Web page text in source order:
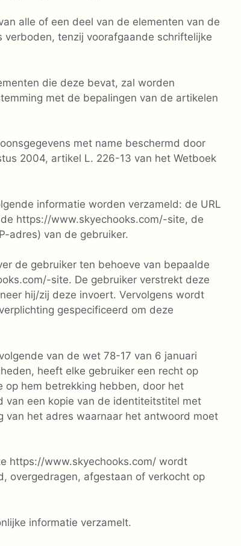
alle of een deel van de elementen van de
tenzij voorafgaande schriftelijke
die deze bevat, zal worden
met de bepalingen van de artikelen
met name beschermd door
2004, artikel L. 226-13 van het Wetboek
informatie worden verzameld: de URL
https://www.skyechooks.com/-site, de
adres) van de gebruiker.
de gebruiker ten behoeve van bepaalde
site. De gebruiker verstrekt deze
hij/zij deze invoert. Vervolgens wordt
gespecificeerd om deze
van de wet 78-17 van 6 januari
heeft elke gebruiker een recht op
op hem betrekking hebben, door het
van een kopie van de identiteitstitel met
van het adres waarnaar het antwoord moet
https://www.skyechooks.com/ wordt
overgedragen, afgestaan ​​of verkocht op
informatie verzamelt.